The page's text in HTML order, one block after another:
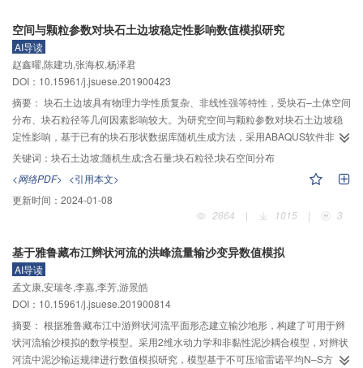
差异。结果表明：传统水位流量反推法的预警精度较低，难以达到预期的预警
效果；洪水上涨率判定法的预警精度较高，但该方法的预警时长受洪水涨退特
性影响，对延长预警时长有一定影响；采用基于小流域场次洪水与降雨过程变
化关系的实时累积雨量法其结果均未出现漏警，且有效延长了预警时长，若以
山洪灾害技术要求的预警时长30 min为准，提出的两种方法延长预警时长基本
超过30%，满足预警要求。因此，建议在设定累积雨量阈值的基础上，结合洪
水上涨率进行灾害预警，以便更为有效地提高山洪灾害的预警准确率。
空间与颗粒参数对块石土边坡稳定性影响数值模拟研究
AI导读
赵鑫曜,陈建功,张海权,杨泽君
DOI：10.15961/j.jsuese.201900423
摘要： 块石土边坡具有物理力学性质复杂、非线性强等特性，受块石–土体空间
分布、块石粒径等几何因素影响较大。为研究空间与颗粒参数对块石土边坡稳
定性影响，基于已有的块石形状数据库随机生成方法，采用ABAQUS软件非线
性分析方法，考虑含石量、最大粒径、空间分布等多种几何因素，建立大量有
限元模型进行计算分析。结果表明：含石量增大，边坡安全系数上升，且含石
量在50%～60%区间内上升速率最快；含石量增大，同粒径组边坡安全系数标
准差增大，模型安全系数差异变大。最大粒径增大，块石分布对于边坡安全系
数的影响增大，边坡稳定性先减小后增强，同粒径组边坡安全系数标准差增
小、块石空间分布对于块石土边坡稳定性影响方式也不同，大粒径块石存在令
滑动面向边坡内部发展，而密集小粒径块石大多是令滑面呈折线形，二者皆可
增大边坡稳定性。当块石长轴与坡面夹角为90°、135°时，边坡塑性区呈发散分
布，滑面更靠内部，稳定性更好；当块石长轴与坡面夹角为0°、45°，则与上述
情况相反。在通常沉积条件下，边坡稳定性随长短轴比增加而降低，滑动面越
发平滑，塑性区范围也更加集中。研究结果表明，几何参数不同，边坡稳定性
差异较大，且具有一定规律性，在实际工程中有一定的参考价值。
关键词： 块石土边坡;随机生成;含石量;块石粒径;块石空间分布
<网络PDF> <引用本文>
更新时间： 2024-01-08
2664
| 1015 | 3
基于雅鲁藏布江辫状河流的洪峰流量输沙变异数值模拟
AI导读
孟文康,安瑞冬,李嘉,李芳,游景皓
DOI：10.15961/j.jsuese.201900814
摘要： 根据雅鲁藏布江中游辫状河流平面形态建立输沙地形，构建了可用于辫
状河流输沙模拟的数学模型。采用2维水动力学和非黏性泥沙耦合模型，对辫状
河流中泥沙输运规律进行数值模拟研究，模型基于不可压缩雷诺平均N–S方